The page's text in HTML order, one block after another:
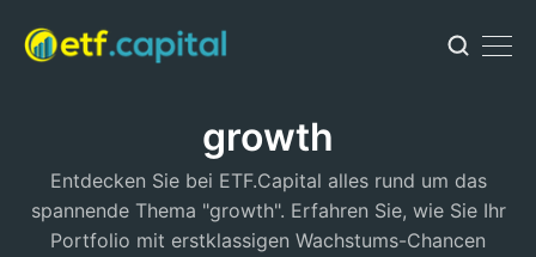
growth
Entdecken Sie bei ETF.Capital alles rund um das
spannende Thema "growth". Erfahren Sie, wie Sie Ihr
Portfolio mit erstklassigen Wachstums-Chancen